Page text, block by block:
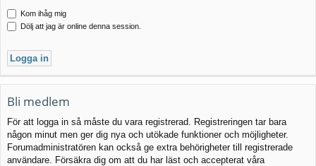
Kom ihåg mig
Dölj att jag är online denna session.
Bli medlem
För att logga in så måste du vara registrerad. Registreringen tar bara
någon minut men ger dig nya och utökade funktioner och möjligheter.
Forumadministratören kan också ge extra behörigheter till registrerade
användare. Försäkra dig om att du har läst och accepterat våra